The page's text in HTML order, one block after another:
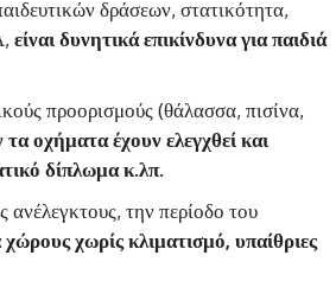
δράσεων, στατικότητα,
είναι δυνητικά επικίνδυνα για παιδιά
προορισμούς (θάλασσα, πισίνα,
τα οχήματα έχουν ελεγχθεί και
δίπλωμα κ.λπ.
ανέλεγκτους, την περίοδο του
χωρίς κλιματισμό, υπαίθριες